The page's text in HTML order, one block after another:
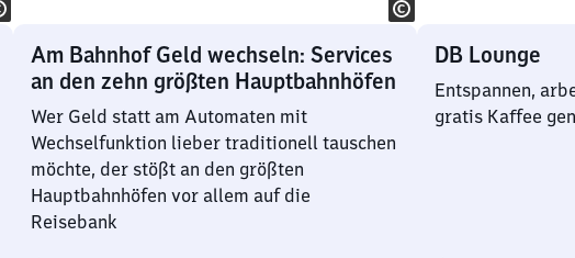
Am Bahnhof Geld wechseln: Services
an den zehn größten Hauptbahnhöfen
Wer Geld statt am Automaten mit
Wechselfunktion lieber traditionell tauschen
möchte, der stößt an den größten
Hauptbahnhöfen vor allem auf die
Reisebank
DB Lounge
Entspannen,
gratis Kaffee